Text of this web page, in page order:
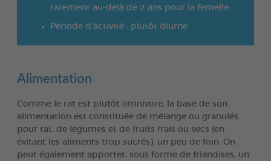
rarement au-delà de 2 ans pour la femelle.
Période d’activité : plutôt diurne
Alimentation
Comme le rat est plutôt omnivore, la base de son
alimentation est constituée de mélange ou granulés
pour rat, de légumes et de fruits frais ou secs (en
évitant les aliments trop sucrés), un peu de foin. On
peut également apporter, sous forme de friandises, un